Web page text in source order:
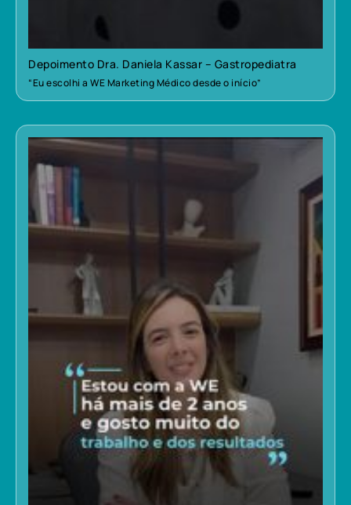
Depoimento Dra. Daniela Kassar – Gastropediatra
“Eu escolhi a WE Marketing Médico desde o início”